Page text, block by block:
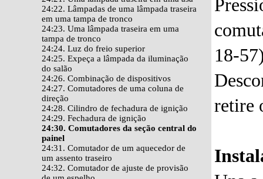
24:22. Lâmpadas de uma lâmpada traseira
em uma tampa de tronco
24:23. Uma lâmpada traseira em uma
tampa de tronco
24:24. Luz do freio superior
24:25. Expeça a lâmpada da iluminação
do salão
24:26. Combinação de dispositivos
24:27. Comutadores de uma coluna de
direção
24:28. Cilindro de fechadura de ignição
24:29. Fechadura de ignição
24:30. Comutadores da seção central do
painel
24:31. Comutador de um aquecedor de
um assento traseiro
24:32. Comutador de ajuste de provisão
18-
retire